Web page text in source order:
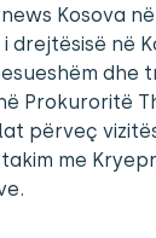
Kosova
drejtësisë në
dhe
Prokuroritë
përveç
me